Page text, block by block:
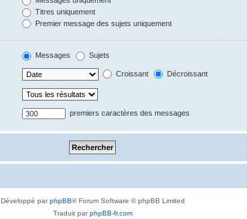
Titres uniquement
Premier message des sujets uniquement
Messages Sujets
Croissant Décroissant
premiers caractères des messages
Développé parphpBB® Forum Software © phpBB Limited
Traduit parphpBB-fr.com